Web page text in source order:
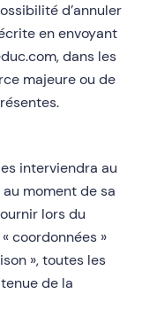
d’annuler
en envoyant
dans les
majeure ou de
interviendra au
moment de sa
lors du
coordonnées »
», toutes les
de la